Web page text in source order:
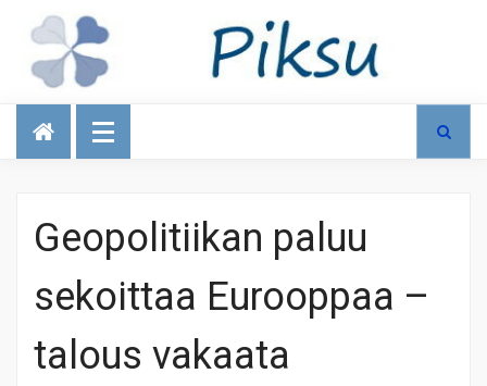
Talous
Geopolitiikan paluu
sekoittaa Eurooppaa –
talous vakaata